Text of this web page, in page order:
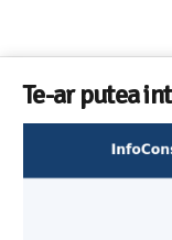
Te-ar putea